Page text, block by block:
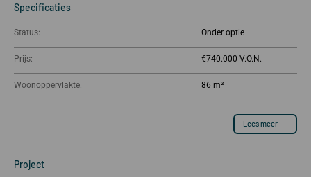
Specificaties
Status: Onder optie
Prijs: €740.000
Woonoppervlakte: 86 m²
Lees meer
Project